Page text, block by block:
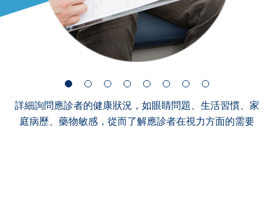
詳細詢問應診者的健康狀況，如眼睛問題、生活習慣、家
庭病歷、藥物敏感，從而了解應診者在視力方面的需要